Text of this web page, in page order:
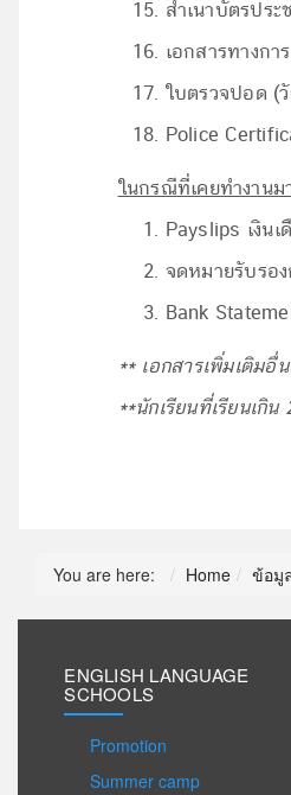
สำเนาบัตรปร
เอกสารทางก
ใบตรวจปอด (
Police
ในกรณีที่เคยทำงาน
Payslips เงินเ
จดหมายรับรอ
Bank
** เอกสารเพิ่มเติม
**นักเรียนที่เรียนเกิน
You are here: Home ข้อมู
ENGLISH LANGUAGE
SCHOOLS
Promotion
Summer camp